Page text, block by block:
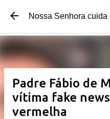
Pular para o
Nossa Senhora cuida
Padre Fábio de
vítima fake
vermelha